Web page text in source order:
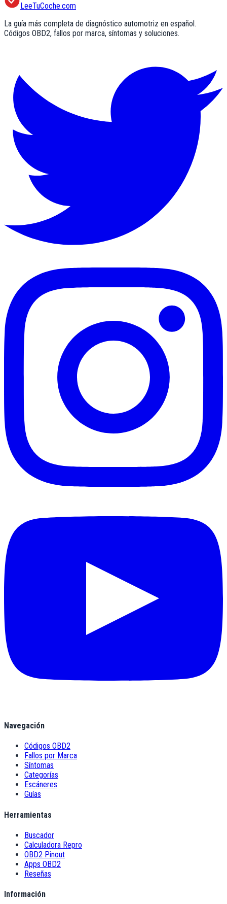
LeeTuCoche.com
La guía más completa de diagnóstico automotriz en español.
Códigos OBD2, fallos por marca, síntomas y soluciones.
Navegación
Códigos OBD2
Fallos por Marca
Síntomas
Categorías
Escáneres
Guías
Herramientas
Buscador
Calculadora Repro
OBD2 Pinout
Apps OBD2
Reseñas
Información